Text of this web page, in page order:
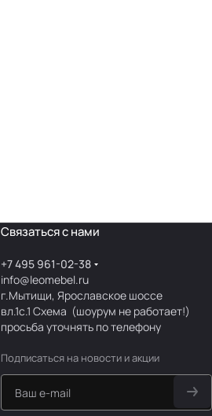
Связаться с нами
+7 495 961-02-38
info@leomebel.ru
г.Мытищи, Ярославское шоссе
вл.1с.1Схема (шоурум не работает!)
просьба уточнять по телефону
Подписаться на новости и акции